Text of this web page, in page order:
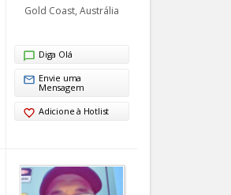
Gold Coast, Austrália
Diga Olá
Envie uma
Mensagem
Adicione à Hotlist